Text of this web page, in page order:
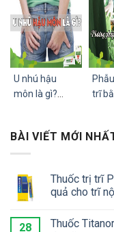
U nhú hậu
môn là gì?
cách điều trị
trĩ
BÀI VIẾT MỚI
Thuốc trị trĩ
quả cho trĩ
28
Thuốc